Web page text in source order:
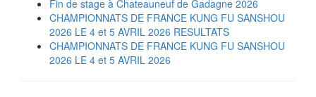
Fin de stage à Chateauneuf de Gadagne 2026
CHAMPIONNATS DE FRANCE KUNG FU SANSHOU
2026 LE 4 et 5 AVRIL 2026 RESULTATS
CHAMPIONNATS DE FRANCE KUNG FU SANSHOU
2026 LE 4 et 5 AVRIL 2026